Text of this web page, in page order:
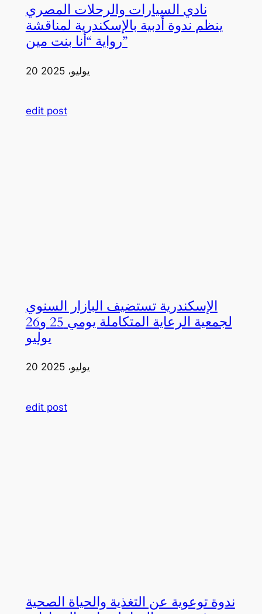
نادي السيارات والرحلات المصري
ينظم ندوة أدبية بالإسكندرية لمناقشة
رواية “أنا بنت مين”
20 يوليو، 2025
edit post
الإسكندرية تستضيف البازار السنوي
لجمعية الرعاية المتكاملة يومي 25 و26
يوليو
20 يوليو، 2025
edit post
ندوة توعوية عن التغذية والحياة الصحية